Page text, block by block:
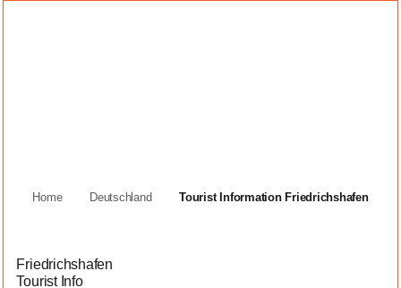
Home Deutschland Tourist Information Friedrichshafen
Friedrichshafen
Tourist Info